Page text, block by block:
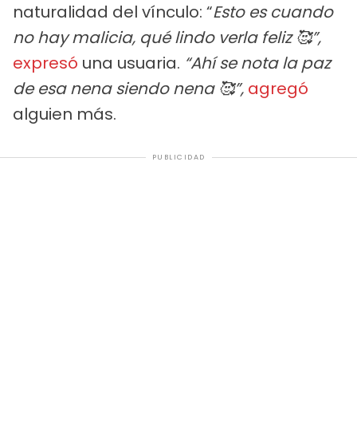
naturalidad del vínculo: “Esto es cuando
no hay malicia, qué lindo verla feliz 🥰”,
expresó una usuaria. “Ahí se nota la paz
de esa nena siendo nena 🥰”, agregó
alguien más.
PUBLICIDAD